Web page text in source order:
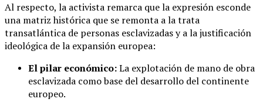
Al respecto, la activista remarca que la expresión esconde
una matriz histórica que se remonta a la trata
transatlántica de personas esclavizadas y a la justificación
ideológica de la expansión europea:
El pilar económico:La explotación de mano de obra
esclavizada como base del desarrollo del continente
europeo.